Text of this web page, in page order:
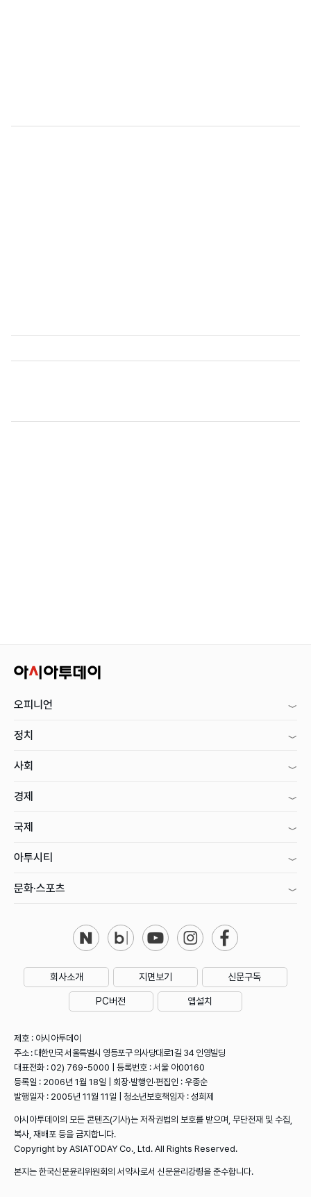
오피니언
정치
사회
경제
국제
아투시티
문화·스포츠
회사소개 지면보기 신문구독
PC버전 앱설치
제호 : 아시아투데이
주소 : 대한민국 서울특별시 영등포구 의사당대로1길 34 인영빌딩
대표전화 : 02) 769-5000 | 등록번호 : 서울 아00160
등록일 : 2006년 1월 18일 | 회장·발행인·편집인 : 우종순
발행일자 : 2005년 11월 11일 | 청소년보호책임자 : 성희제
아시아투데이의 모든 콘텐츠(기사)는 저작권법의 보호를 받으며, 무단전재 및 수집,
복사, 재배포 등을 금지합니다.
Copyright by ASIATODAY Co., Ltd. All Rights Reserved.
본지는 한국신문윤리위원회의 서약사로서 신문윤리강령을 준수합니다.